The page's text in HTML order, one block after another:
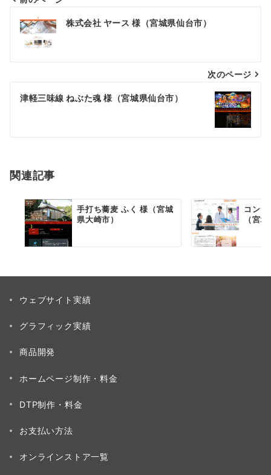
投
稿
ビ
ゲ
シ
ン
株式会社 ヤース 様（宮城県仙台市）
次のページ
津軽三味線 ねぶた魂 様（宮城県仙台市）
関連記事
手打ち蕎麦 ふく 様（宮城
県大崎市）
コン
（宮
ウェブサイト実績
グラフィック実績
商品開発
ホームページ制作・料金
DTP制作・料金
お支払い方法
オンラインストア一覧